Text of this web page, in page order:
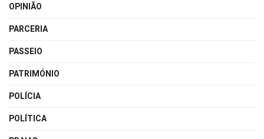
OPINIÃO
PARCERIA
PASSEIO
PATRIMÓNIO
POLÍCIA
POLÍTICA